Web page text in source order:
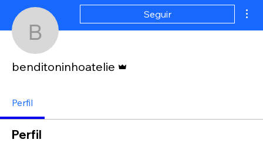
benditoninhoatelie
Seguir
benditoninhoatelie
Perfil
Perfil